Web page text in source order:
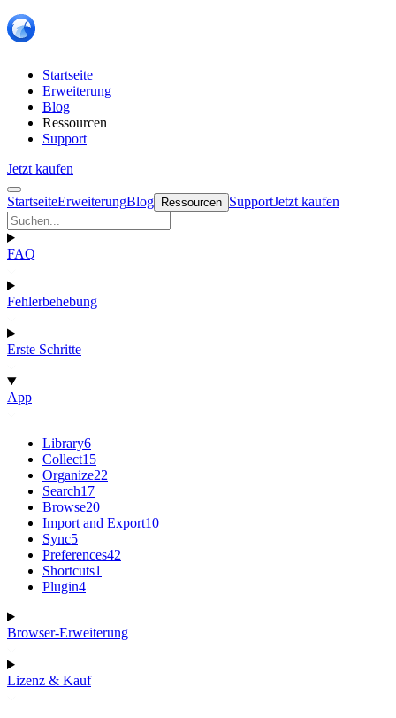
Startseite
Erweiterung
Blog
Ressourcen
Support
Jetzt kaufen
StartseiteErweiterungBlog Ressourcen SupportJetzt kaufen
FAQ
Fehlerbehebung
Erste Schritte
App
Library6
Collect15
Organize22
Search17
Browse20
Import and Export10
Sync5
Preferences42
Shortcuts1
Plugin4
Browser-Erweiterung
Lizenz & Kauf